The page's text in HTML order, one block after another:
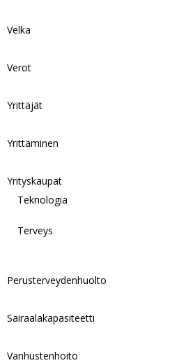
Velka
Verot
Yrittäjät
Yrittäminen
Yrityskaupat
Teknologia
Terveys
Perusterveydenhuolto
Sairaalakapasiteetti
Vanhustenhoito